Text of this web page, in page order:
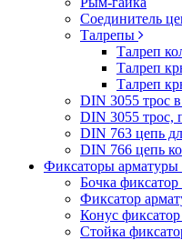
Соединитель
Талрепы
Талреп
Талреп
Талреп
DIN 3055 трос
DIN 3055 трос,
DIN 763 цепь
DIN 766 цепь
Фиксаторы арматуры
Бочка
Фиксатор
Конус
Стойка